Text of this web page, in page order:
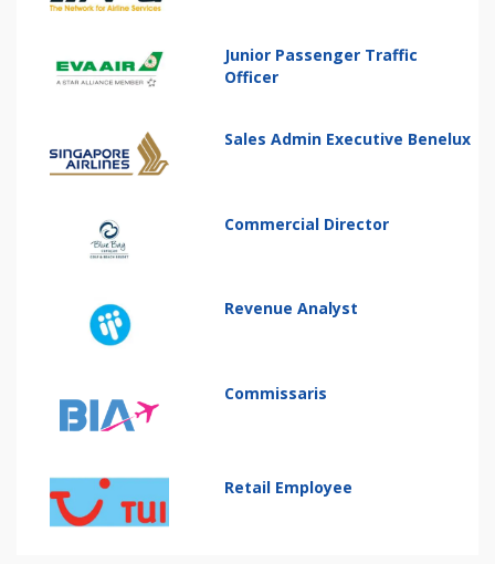
Junior Passenger Traffic
Officer
Sales Admin Executive Benelux
Commercial Director
Revenue Analyst
Commissaris
Retail Employee